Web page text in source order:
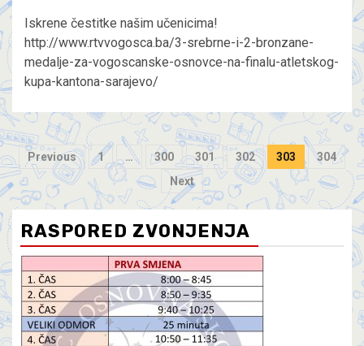
Iskrene čestitke našim učenicima!
http://www.rtvvogosca.ba/3-srebrne-i-2-bronzane-
medalje-za-vogoscanske-osnovce-na-finalu-atletskog-
kupa-kantona-sarajevo/
Previous 1 … 300 301 302 303
304
Next
RASPORED ZVONJENJA